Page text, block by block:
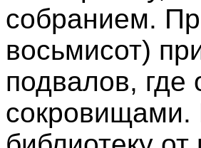
собранием.
восьмисот)
подвалов, где
сокровищами.